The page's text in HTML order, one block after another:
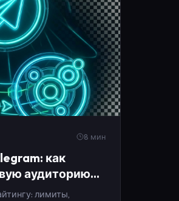
8 мин
как
аудиторию
лимиты,